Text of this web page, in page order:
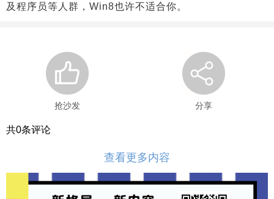
及程序员等人群，Win8也许不适合你。
抢沙发 分享
共0条评论
查看更多内容